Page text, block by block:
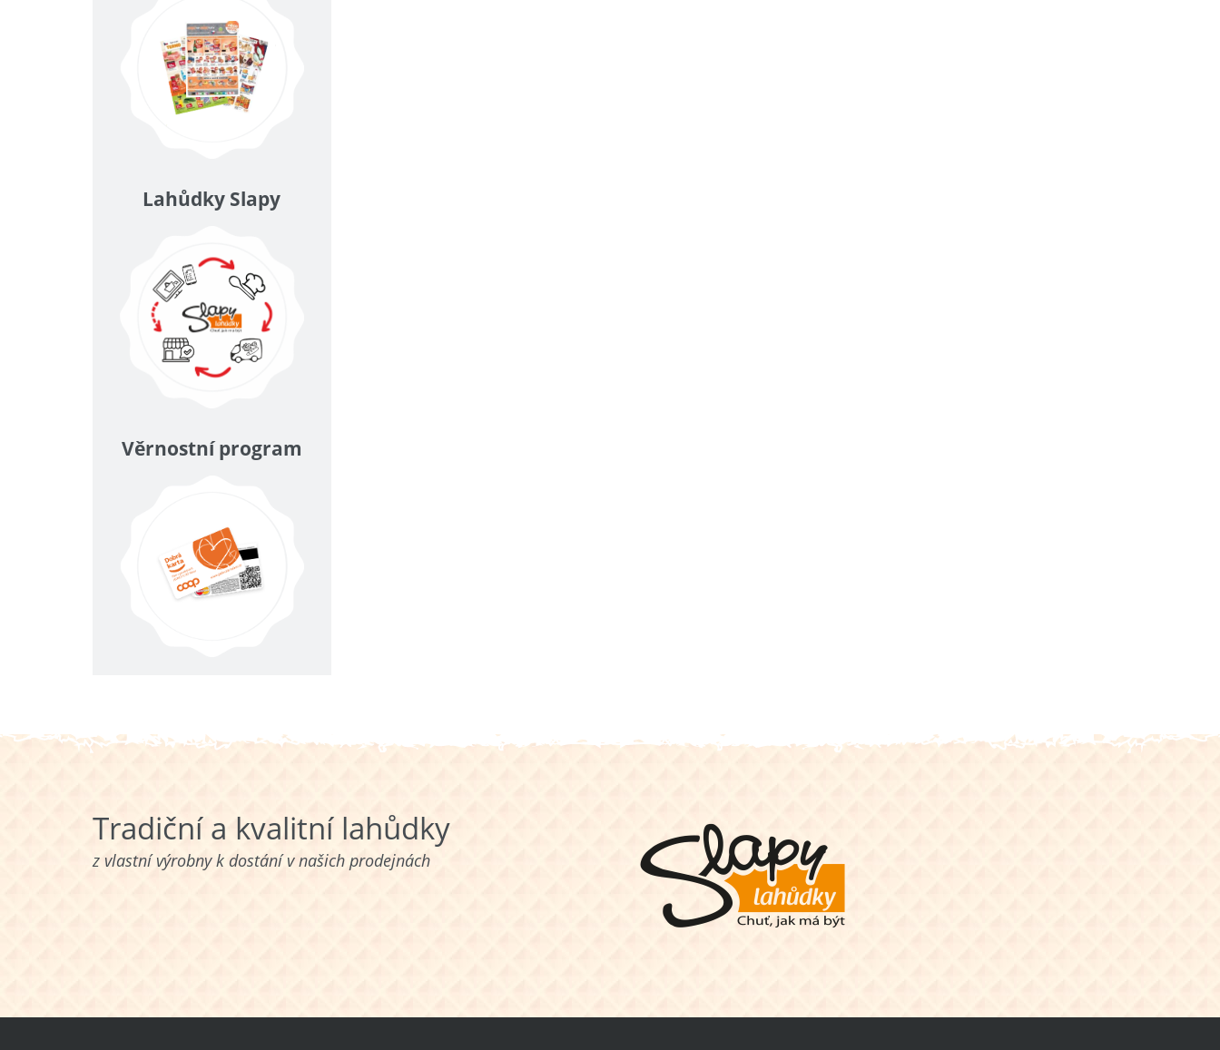
Lahůdky Slapy
Věrnostní program
Tradiční a kvalitní lahůdky
z vlastní výrobny k dostání v našich prodejnách